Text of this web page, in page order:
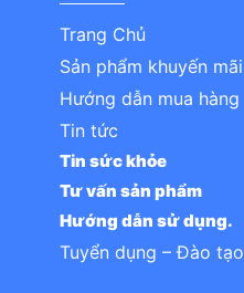
Trang Chủ
Sản phẩm khuyến mãi
Hướng dẫn mua hàng
Tin tức
Tin sức khỏe
Tư vấn sản phẩm
Hướng dẫn sử dụng.
Tuyển dụng – Đào tạo